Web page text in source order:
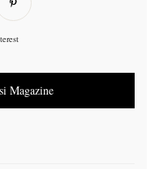
Magazine